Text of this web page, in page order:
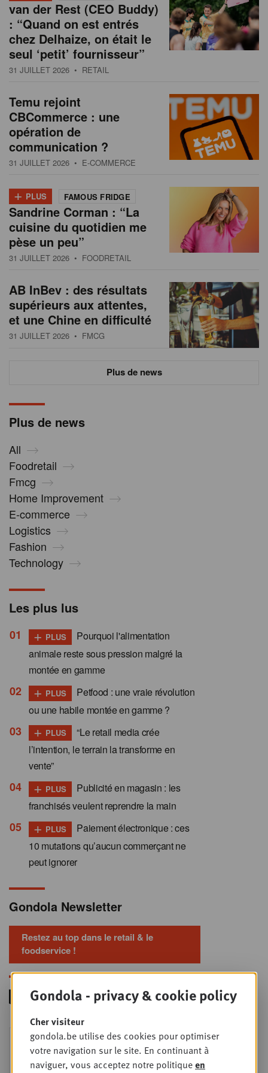
Plus de news
All
Foodretail
Fmcg
Home Improvement
E-commerce
Logistics
Fashion
Technology
van der Rest (CEO Buddy)
: “Quand on est entrés
chez Delhaize, on était le
seul ‘petit’ fournisseur”
31 JUILLET 2026 • RETAIL
Temu rejoint
CBCommerce : une
opération de
communication ?
31 JUILLET 2026 • E-COMMERCE
+ PLUS FAMOUS FRIDGE
Sandrine Corman : “La
cuisine du quotidien me
pèse un peu”
31 JUILLET 2026 • FOODRETAIL
AB InBev : des résultats
supérieurs aux attentes,
et une Chine en difficulté
31 JUILLET 2026 • FMCG
Plus de news
Les plus lus
+ PLUS
Pourquoi l'alimentation
animale reste sous pression malgré la
montée en gamme
+ PLUS
Petfood : une vraie révolution
ou une habile montée en gamme ?
+ PLUS
“Le retail media crée
l’intention, le terrain la transforme en
vente”
+ PLUS
Publicité en magasin : les
franchisés veulent reprendre la main
+ PLUS
Paiement électronique : ces
10 mutations qu’aucun commerçant ne
peut ignorer
Gondola Newsletter
Restez au top dans le retail & le
foodservice !
MER
9
SEPT
Foodservice - Joint
business planning
Intro to Negotiation: Succes aan de
Gondola - privacy & cookie policy
Cher visiteur
gondola.be utilise des cookies pour optimiser
votre navigation sur le site. En continuant à
naviguer, vous acceptez notre politiqueen